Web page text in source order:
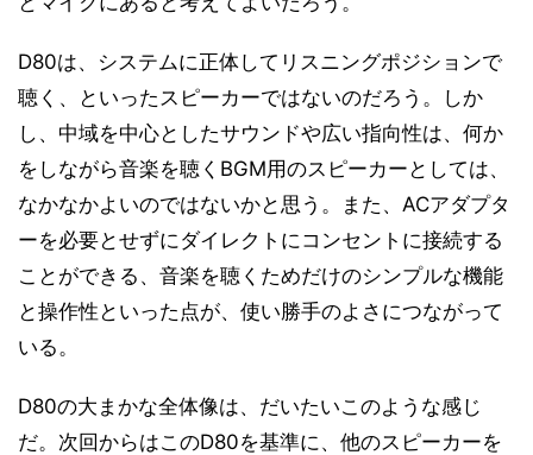
D80は、システムに正体してリスニングポジションで
聴く、といったスピーカーではないのだろう。しか
し、中域を中心としたサウンドや広い指向性は、何か
をしながら音楽を聴くBGM用のスピーカーとしては、
なかなかよいのではないかと思う。また、ACアダプタ
ーを必要とせずにダイレクトにコンセントに接続する
ことができる、音楽を聴くためだけのシンプルな機能
と操作性といった点が、使い勝手のよさにつながって
いる。
D80の大まかな全体像は、だいたいこのような感じ
だ。次回からはこのD80を基準に、他のスピーカーを